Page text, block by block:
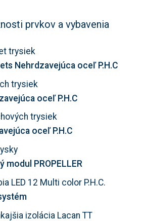
prvkov a vybavenia
trysiek
Nehrdzavejúca oceľ P.H.C
trysiek
oceľ P.H.C
trysiek
oceľ P.H.C
modul PROPELLER
LED 12 Multi color P.H.C.
izolácia Lacan TT